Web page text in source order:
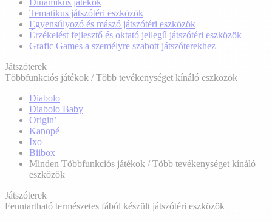
Dinamikus játékok
Tematikus játszótéri eszközök
Egyensúlyozó és mászó játszótéri eszközök
Érzékelést fejlesztő és oktató jellegű játszótéri eszközök
Grafic Games a személyre szabott játszóterekhez
Játszóterek
Többfunkciós játékok / Több tevékenységet kínáló eszközök
Diabolo
Diabolo Baby
Origin’
Kanopé
Ixo
Biibox
Minden Többfunkciós játékok / Több tevékenységet kínáló
eszközök
Játszóterek
Fenntartható természetes fából készült játszótéri eszközök